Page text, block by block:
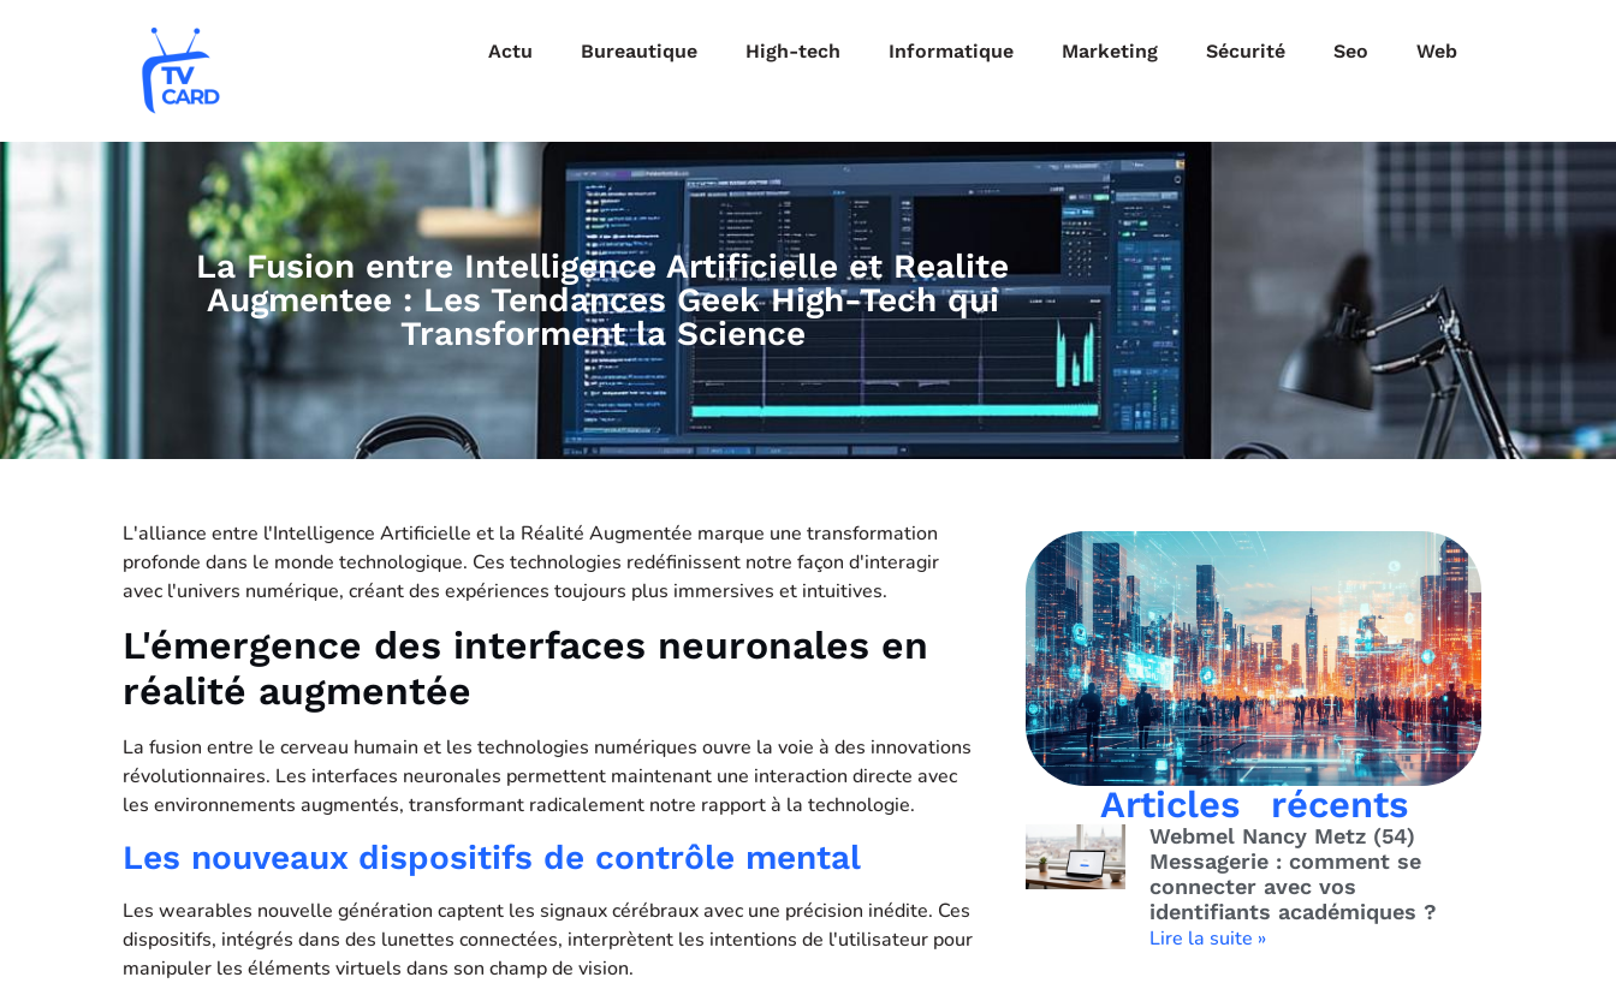
Actu Bureautique High-tech Informatique Marketing Sécurité Seo Web
La Fusion entre Intelligence Artificielle et Realite
Augmentee : Les Tendances Geek High-Tech qui
Transforment la Science
L'alliance entre l'Intelligence Artificielle et la Réalité Augmentée marque une transformation
profonde dans le monde technologique. Ces technologies redéfinissent notre façon d'interagir
avec l'univers numérique, créant des expériences toujours plus immersives et intuitives.
L'émergence des interfaces neuronales en
réalité augmentée
La fusion entre le cerveau humain et les technologies numériques ouvre la voie à des innovations
révolutionnaires. Les interfaces neuronales permettent maintenant une interaction directe avec
les environnements augmentés, transformant radicalement notre rapport à la technologie.
Les nouveaux dispositifs de contrôle mental
Les wearables nouvelle génération captent les signaux cérébraux avec une précision inédite. Ces
dispositifs, intégrés dans des lunettes connectées, interprètent les intentions de l'utilisateur pour
manipuler les éléments virtuels dans son champ de vision.
Articles récents
Webmel Nancy Metz (54)
Messagerie : comment se
connecter avec vos
identifiants académiques ?
Lire la suite »